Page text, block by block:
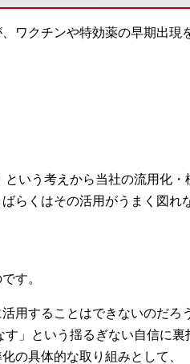
ワクチンや特効薬の早期出現
という考えから当社の流用化・
らくはその活用がうまく図れ
す。
用することはできないのだろ
」という揺るぎない自信に裏
の具体的な取り組みとして、